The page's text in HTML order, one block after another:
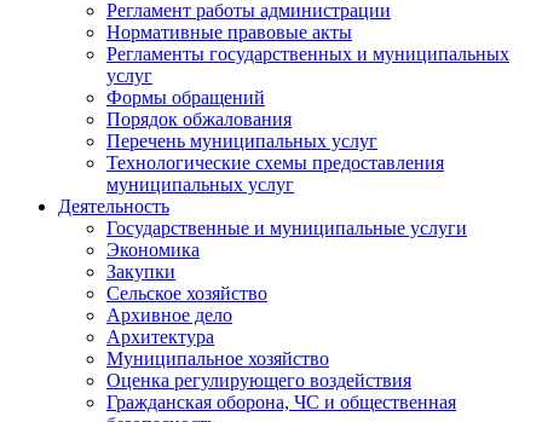
Регламент работы администрации
Нормативные правовые акты
Регламенты государственных и муниципальных
услуг
Формы обращений
Порядок обжалования
Перечень муниципальных услуг
Технологические схемы предоставления
муниципальных услуг
Деятельность
Государственные и муниципальные услуги
Экономика
Закупки
Сельское хозяйство
Архивное дело
Архитектура
Муниципальное хозяйство
Оценка регулирующего воздействия
Гражданская оборона, ЧС и общественная